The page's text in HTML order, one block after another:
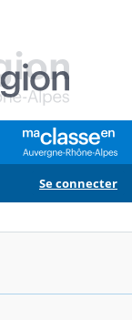
Se connecter